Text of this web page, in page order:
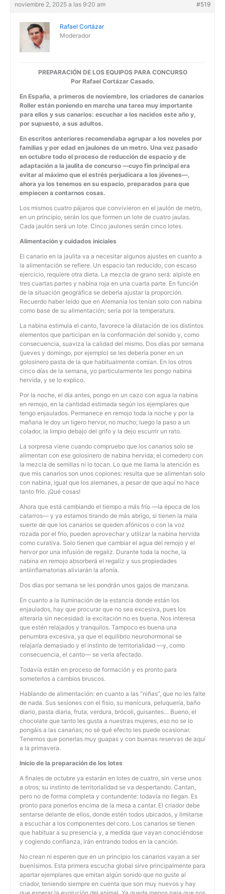
noviembre 2, 2025 a las 9:20 am #519
Rafael Cortázar
Moderador
PREPARACIÓN DE LOS EQUIPOS PARA CONCURSO
Por Rafael Cortázar Casado.
En España, a primeros de noviembre, los criadores de canarios
Roller están poniendo en marcha una tarea muy importante
para ellos y sus canarios: escuchar a los nacidos este año y,
por supuesto, a sus adultos.
En escritos anteriores recomendaba agrupar a los noveles por
familias y por edad en jaulones de un metro. Una vez pasado
en octubre todo el proceso de reducción de espacio y de
adaptación a la jaulita de concurso —cuyo fin principal era
evitar al máximo que el estrés perjudicara a los jóvenes—,
ahora ya los tenemos en su espacio, preparados para que
empiecen a contarnos cosas.
Los mismos cuatro pájaros que convivieron en el jaulón de metro,
en un principio, serán los que formen un lote de cuatro jaulas.
Cada jaulón será un lote. Cinco jaulones serán cinco lotes.
Alimentación y cuidados iniciales
El canario en la jaulita va a necesitar algunos ajustes en cuanto a
la alimentación se refiere. Un espacio tan reducido, con escaso
ejercicio, requiere otra dieta. La mezcla de grano será: alpiste en
tres cuartas partes y nabina roja en una cuarta parte. En función
de la situación geográfica se debería ajustar la proporción.
Recuerdo haber leído que en Alemania los tenían solo con nabina
como base de su alimentación; sería por la temperatura.
La nabina estimula el canto, favorece la dilatación de los distintos
elementos que participan en la conformación del sonido y, como
consecuencia, suaviza la calidad del mismo. Dos días por semana
(jueves y domingo, por ejemplo) se les debería poner en un
golosinero pasta de la que habitualmente comían. En los otros
cinco días de la semana, yo particularmente les pongo nabina
hervida, y se lo explico.
Por la noche, el día antes, pongo en un cazo con agua la nabina
en remojo, en la cantidad estimada según los ejemplares que
tengo enjaulados. Permanece en remojo toda la noche y por la
mañana le doy un ligero hervor, no mucho; luego la paso a un
colador, la limpio debajo del grifo y la dejo escurrir un rato.
La sorpresa viene cuando compruebo que los canarios solo se
alimentan con ese golosinero de nabina hervida; el comedero con
la mezcla de semillas ni lo tocan. Lo que me llama la atención es
que mis canarios son unos copiones: resulta que se alimentan solo
con nabina, igual que los alemanes, a pesar de que aquí no hace
tanto frío. ¡Qué cosas!
Ahora que está cambiando el tiempo a más frío —la época de los
catarros— y ya estamos tirando de más abrigo, si tienen la mala
suerte de que los canarios se queden afónicos o con la voz
rozada por el frío, pueden aprovechar y utilizar la nabina hervida
como curativa. Solo tienen que cambiar el agua del remojo y el
hervor por una infusión de regaliz. Durante toda la noche, la
nabina en remojo absorberá el regaliz y sus propiedades
antiinflamatorias aliviarán la afonía.
Dos días por semana se les pondrán unos gajos de manzana.
En cuanto a la iluminación de la estancia donde están los
enjaulados, hay que procurar que no sea excesiva, pues los
alteraría sin necesidad: la excitación no es buena. Nos interesa
que estén relajados y tranquilos. Tampoco es buena una
penumbra excesiva, ya que el equilibrio neurohormonal se
relajaría demasiado y el instinto de territorialidad —y, como
consecuencia, el canto— se vería afectado.
Todavía están en proceso de formación y es pronto para
someterlos a cambios bruscos.
Hablando de alimentación: en cuanto a las “niñas”, que no les falte
de nada. Sus sesiones con el fisio, su manicura, peluquería, baño
diario, pasta diaria, fruta, verdura, brócoli, guisantes… Bueno, el
chocolate que tanto les gusta a nuestras mujeres, eso no se lo
pongáis a las canarias; no sé qué efecto les puede ocasionar.
Tenemos que ponerlas muy guapas y con buenas reservas de aquí
a la primavera.
Inicio de la preparación de los lotes
A finales de octubre ya estarán en lotes de cuatro, sin verse unos
a otros; su instinto de territorialidad se va despertando. Cantan,
pero no de forma completa y contundente: todavía no llegan. Es
pronto para ponerlos encima de la mesa a cantar. El criador debe
sentarse delante de ellos, donde estén todos ubicados, y limitarse
a escuchar a los componentes del coro. Los canarios se tienen
que habituar a su presencia y, a medida que vayan conociéndose
y cogiendo confianza, irán entrando todos en la canción.
No crean ni esperen que en un principio los canarios vayan a ser
buenísimos. Esta primera escucha global sirve principalmente para
apartar ejemplares que emitan algún sonido que no guste al
criador, teniendo siempre en cuenta que son muy nuevos y hay